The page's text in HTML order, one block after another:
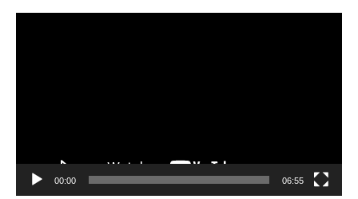
00:00 06:55